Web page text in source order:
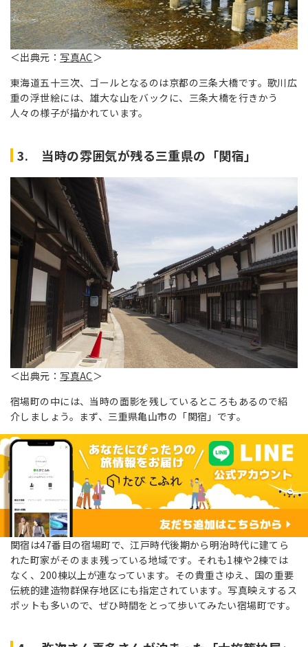
＜出典元： 写真AC＞
東海道五十三次、ゴールとなるのは京都の三条大橋です。歌川広
重の浮世絵には、雄大な山をバックに、三条大橋を行きかう
人々の様子が描かれています。
3. 当時の雰囲気が残る三重県の「関宿」
＜出典元： 写真AC＞
宿場町の中には、当時の面影を残しているところもあるので紹
介しましょう。まず、三重県亀山市の「関宿」です。
関宿は47番目の宿場町で、江戸時代後期から明治時代に建てら
れた町家がそのまま残っている地域です。それも1棟や2棟では
なく、200棟以上が連なっています。その貴重さゆえ、国の重要
伝統的建造物群保存地区にも指定されています。写真映えするス
ポットも多いので、ぜひ時間をとって歩いてみたい宿場町です。